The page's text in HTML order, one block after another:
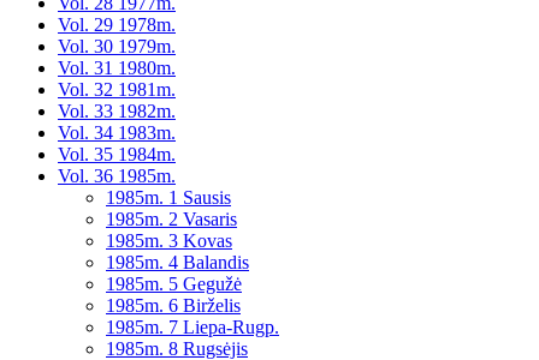
Vol. 29 1978m.
Vol. 30 1979m.
Vol. 31 1980m.
Vol. 32 1981m.
Vol. 33 1982m.
Vol. 34 1983m.
Vol. 35 1984m.
Vol. 36 1985m.
1985m. 1 Sausis
1985m. 2 Vasaris
1985m. 3 Kovas
1985m. 4 Balandis
1985m. 5 Gegužė
1985m. 6 Birželis
1985m. 7 Liepa-Rugp.
1985m. 8 Rugsėjis